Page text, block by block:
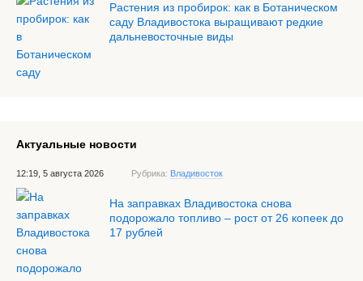
Растения из пробирок: как в Ботаническом
саду Владивостока выращивают редкие
дальневосточные виды
Актуальные новости
12:19, 5 августа 2026 Рубрика: Владивосток
На заправках Владивостока снова
подорожало топливо – рост от 26 копеек до
17 рублей